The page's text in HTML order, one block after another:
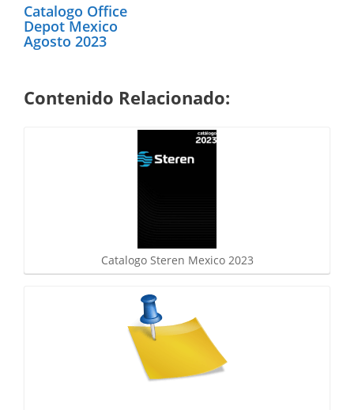
Catalogo Office
Depot Mexico
Agosto 2023
Contenido Relacionado:
Catalogo Steren Mexico 2023